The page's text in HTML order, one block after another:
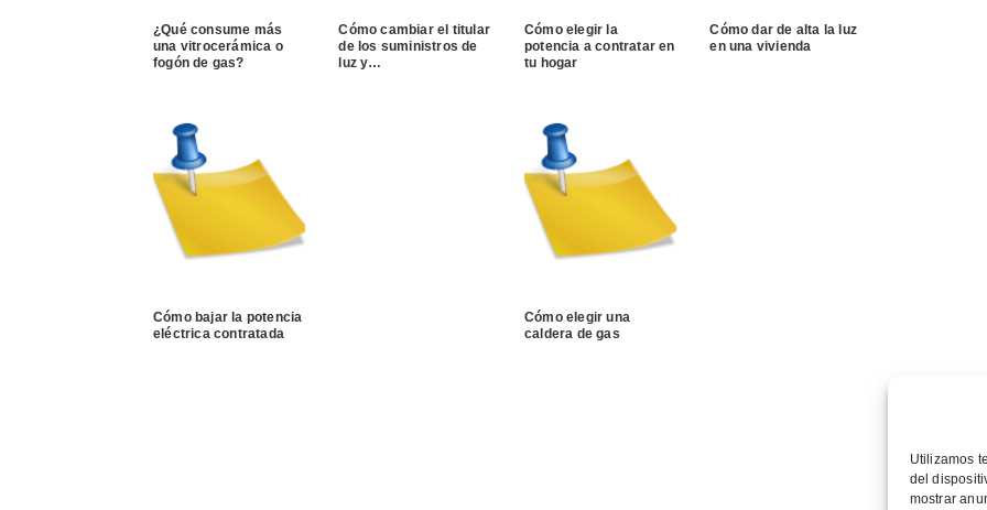
Utilizamos
del
mostrar
¿Qué consume más
una vitrocerámica o
fogón de gas?
Cómo bajar la potencia
eléctrica contratada
Cómo cambiar el titular
de los suministros de
luz y…
Cómo elegir la
potencia a contratar en
tu hogar
Cómo elegir una
caldera de gas
Cómo dar de alta la luz
en una vivienda